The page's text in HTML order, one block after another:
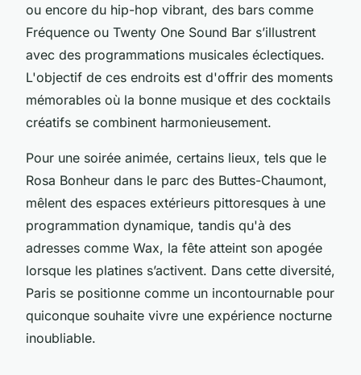
ou encore du hip-hop vibrant, des bars comme
Fréquence ou Twenty One Sound Bar s’illustrent
avec des programmations musicales éclectiques.
L'objectif de ces endroits est d'offrir des moments
mémorables où la bonne musique et des cocktails
créatifs se combinent harmonieusement.
Pour une soirée animée, certains lieux, tels que le
Rosa Bonheur dans le parc des Buttes-Chaumont,
mêlent des espaces extérieurs pittoresques à une
programmation dynamique, tandis qu'à des
adresses comme Wax, la fête atteint son apogée
lorsque les platines s’activent. Dans cette diversité,
Paris se positionne comme un incontournable pour
quiconque souhaite vivre une expérience nocturne
inoubliable.